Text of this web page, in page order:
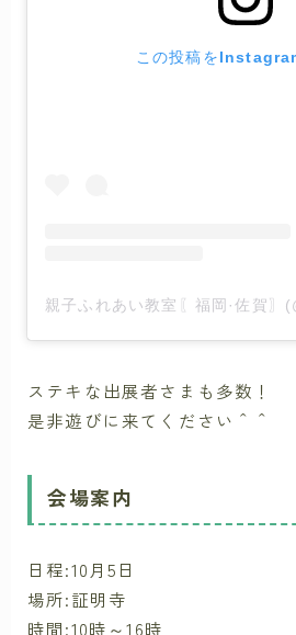
この投稿を
ステキな出展者さまも多数！
是非遊びに来てください＾＾
会場案内
日程:10月5日
場所:証明寺
時間:10時～16時